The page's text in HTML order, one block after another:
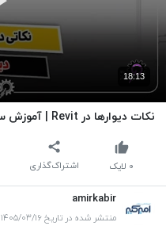
18:13
نکات دیوارها در Revit | آموزش ساخت دیوار معماری در رویت
اشتراک‌گذاری ۰ لایک
amirkabir
منتشر شده در تاریخ ۱۴۰۵/۰۳/۱۶